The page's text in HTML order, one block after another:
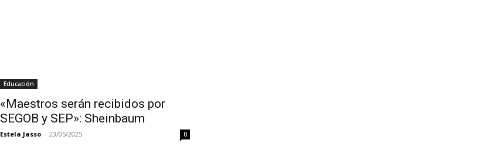
Educación
«Maestros serán recibidos por
SEGOB y SEP»: Sheinbaum
Estela Jasso - 23/05/2025 0